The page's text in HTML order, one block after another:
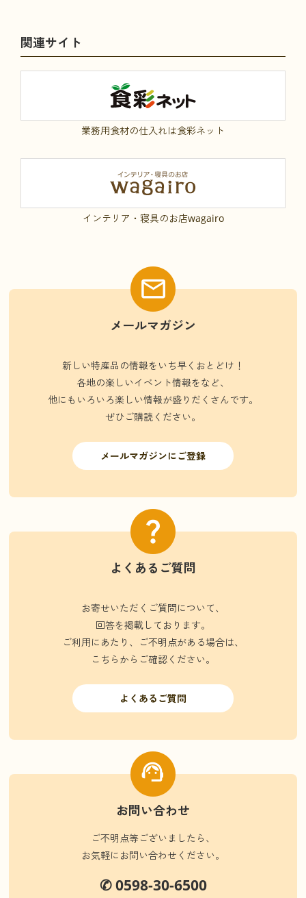
関連サイト
業務用食材の仕入れは食彩ネット
インテリア・寝具のお店wagairo
メールマガジン
新しい特産品の情報をいち早くおとどけ！
各地の楽しいイベント情報をなど、
他にもいろいろ楽しい情報が盛りだくさんです。
ぜひご購読ください。
メールマガジンにご登録
よくあるご質問
お寄せいただくご質問について、
回答を掲載しております。
ご利用にあたり、ご不明点がある場合は、
こちらからご確認ください。
よくあるご質問
お問い合わせ
ご不明点等ございましたら、
お気軽にお問い合わせください。
✆ 0598-30-6500